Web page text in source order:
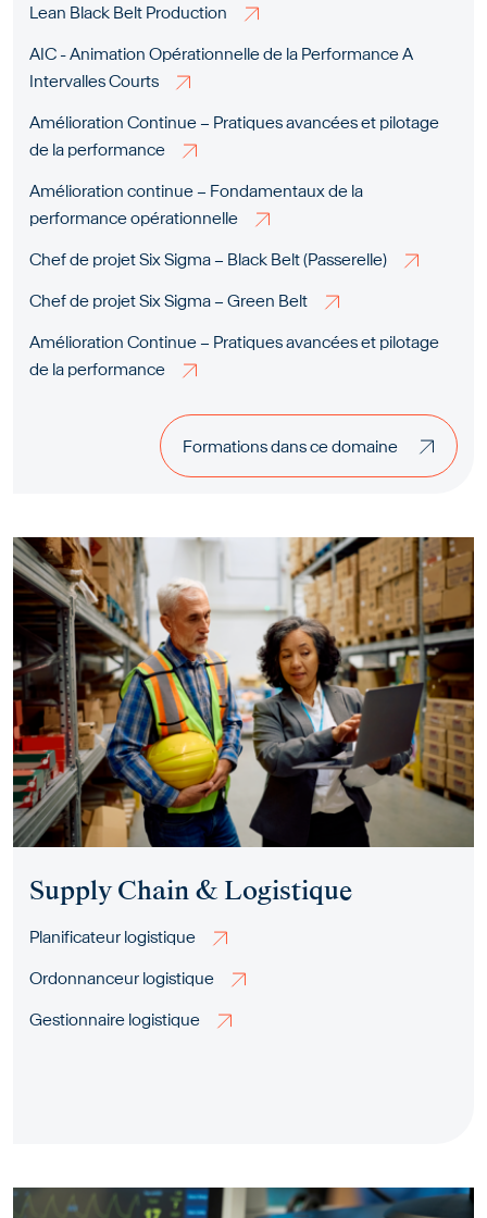
Lean Black Belt Production
AIC - Animation Opérationnelle de la Performance A
Intervalles Courts
Amélioration Continue – Pratiques avancées et pilotage
de la performance
Amélioration continue – Fondamentaux de la
performance opérationnelle
Chef de projet Six Sigma – Black Belt (Passerelle)
Chef de projet Six Sigma – Green Belt
Amélioration Continue – Pratiques avancées et pilotage
de la performance
Formations dans ce domaine
Formations dans ce domaine
Supply Chain & Logistique
Planificateur logistique
Ordonnanceur logistique
Gestionnaire logistique